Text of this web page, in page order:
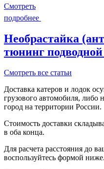
Смотреть
подробнее
Необрастайка
тюнинг
Смотреть все статьи
Доставка катеров и лодок
грузового автомобиля,
город на территории России.
Стоимость доставки
в оба конца.
Для расчета расстояния до
воспользуйтесь формой ниже.